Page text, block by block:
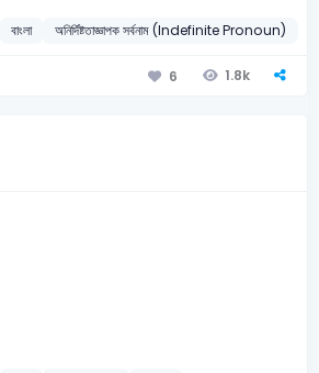
বাংলা অনির্দিষ্টতাজ্ঞাপক সর্বনাম (Indefinite Pronoun)
6 1.8k